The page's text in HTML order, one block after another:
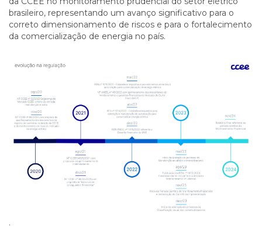
brasileiro, representando um avanço significativo para o
correto dimensionamento de riscos e para o fortalecimento
da comercialização de energia no país.
.